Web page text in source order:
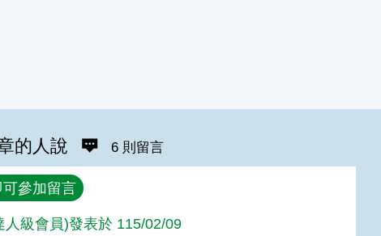
的人說 6 則留言
參加留言
人級會員)發表於 115/02/09